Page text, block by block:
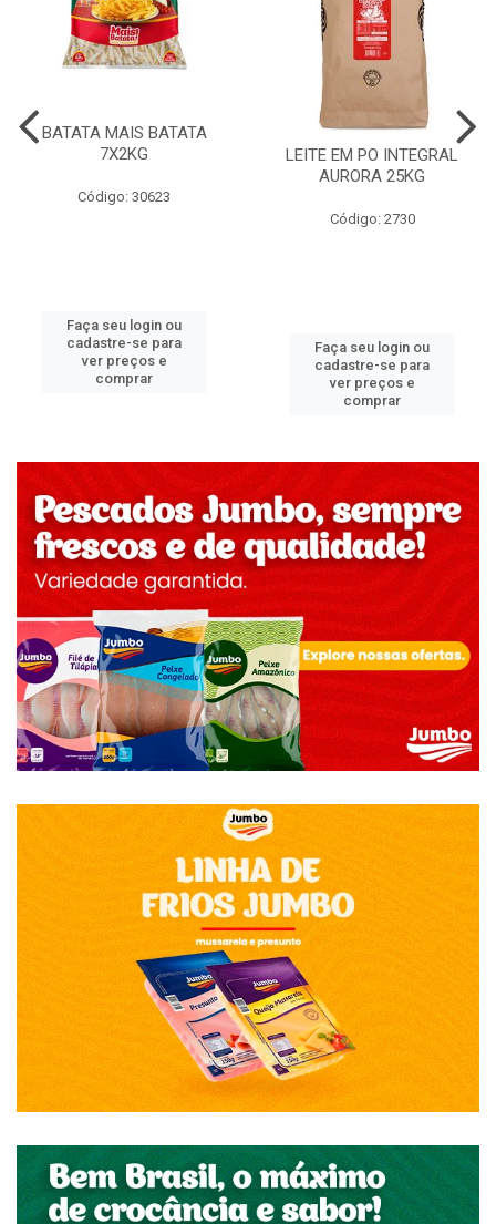
BATATA MAIS BATATA
7X2KG
Código: 30623
Faça seu login ou
cadastre-se para
ver preços e
comprar
LEITE EM PO INTEGRAL
AURORA 25KG
Código: 2730
Faça seu login ou
cadastre-se para
ver preços e
comprar